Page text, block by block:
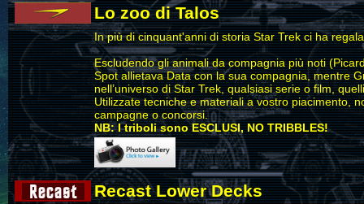
Lo zoo di Talos
In più di cinquant'anni di storia Star Trek ci ha
Escludendo gli animali da compagnia più noti
Spot allietava Data con la sua compagnia, mentre
nell’universo di Star Trek, qualsiasi serie o film,
Utilizzate tecniche e materiali a vostro piacimento,
campagne o concorsi.
NB: I triboli sono ESCLUSI, NO TRIBBLES!
Recast Lower Decks